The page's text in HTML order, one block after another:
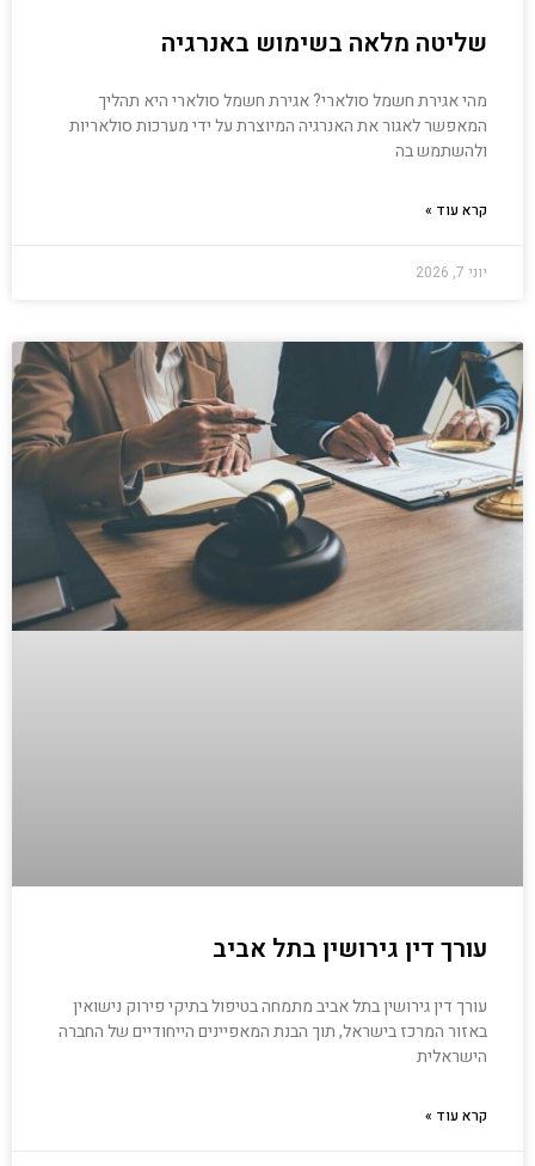
שליטה מלאה בשימוש באנרגיה
מהי אגירת חשמל סולארי? אגירת חשמל סולארי היא תהליך
המאפשר לאגור את האנרגיה המיוצרת על ידי מערכות סולאריות
ולהשתמש בה
קרא עוד »
יוני 7, 2026
עורך דין גירושין בתל אביב
עורך דין גירושין בתל אביב מתמחה בטיפול בתיקי פירוק נישואין
באזור המרכז בישראל, תוך הבנת המאפיינים הייחודיים של החברה
הישראלית
קרא עוד »